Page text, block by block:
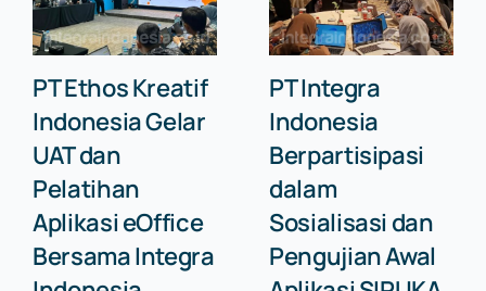
PT Ethos Kreatif
Indonesia Gelar
UAT dan
Pelatihan
Aplikasi eOffice
Bersama Integra
PT Integra
Indonesia
Berpartisipasi
dalam
Sosialisasi dan
Pengujian Awal